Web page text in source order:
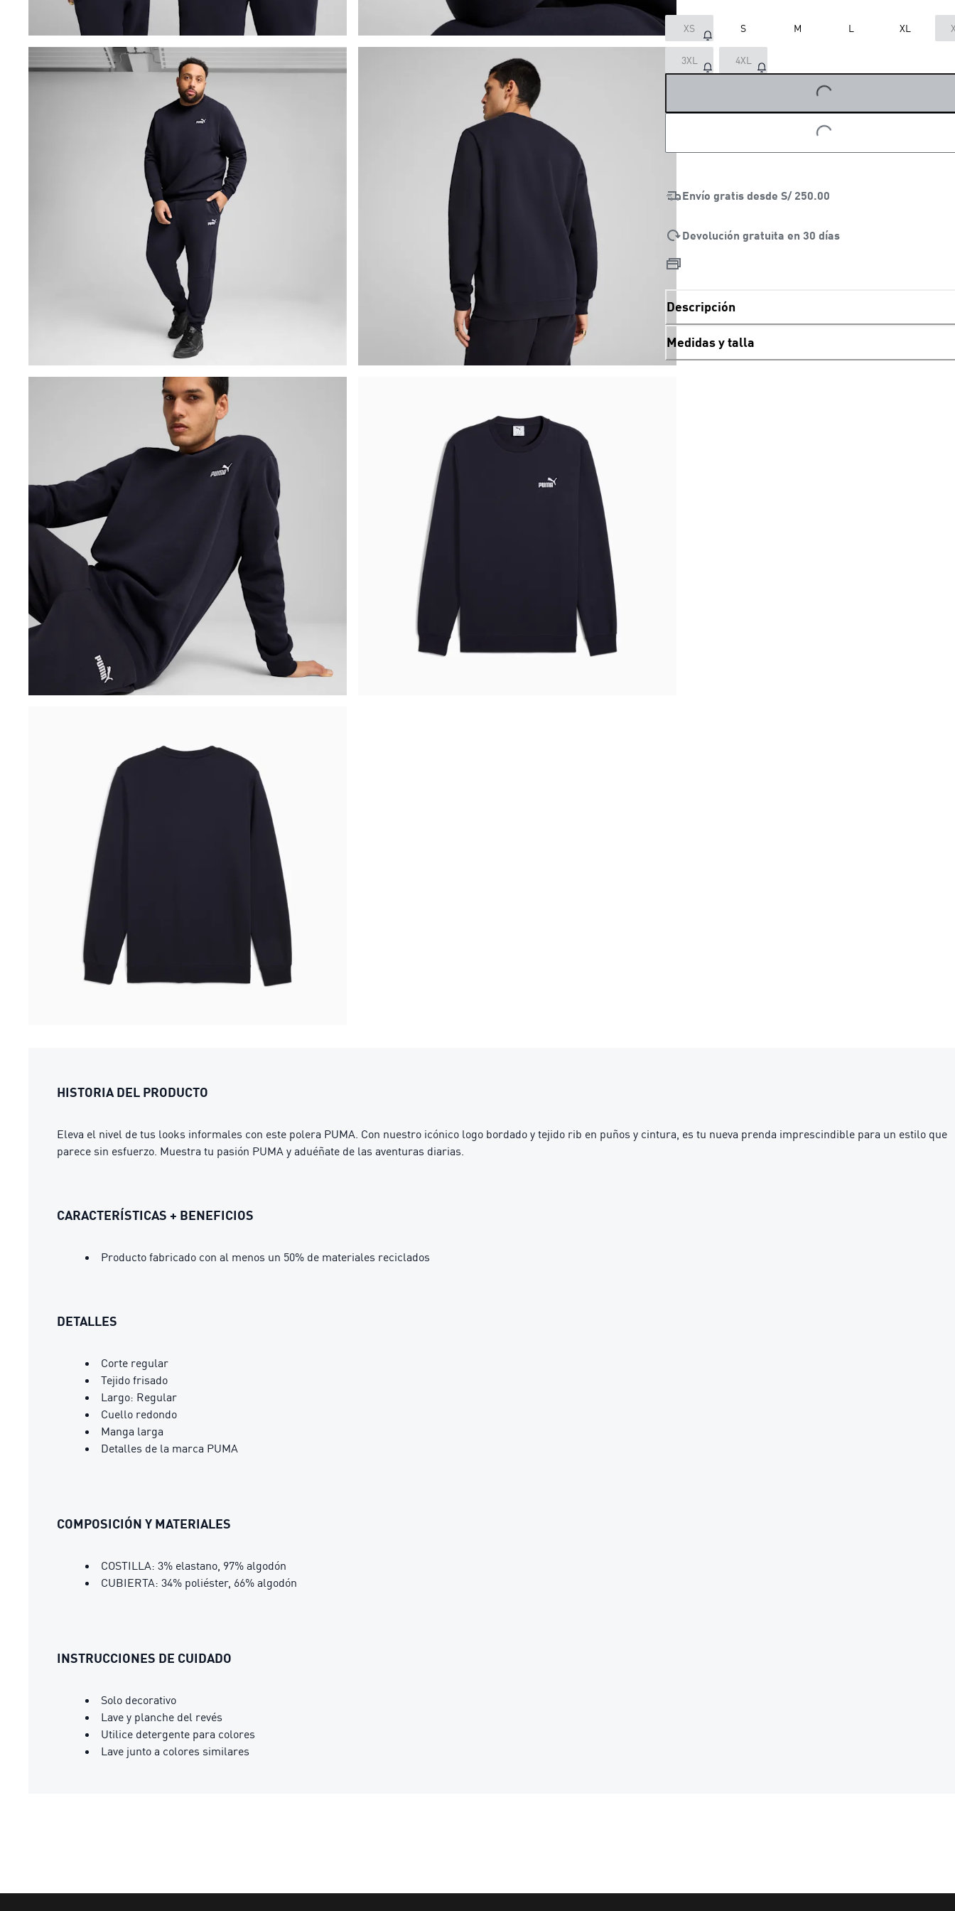
XS S M L XL
3XL 4XL
LOADING...
LOADING...
Envío gratis desde S/ 250.00
Devolución gratuita en 30 días
Descripción
Medidas y talla
HISTORIA DEL PRODUCTO
Eleva el nivel de tus looks informales con este polera PUMA. Con nuestro icónico logo bordado y tejido rib en puños y cintura, es tu nueva prenda imprescindible para un estilo que
parece sin esfuerzo. Muestra tu pasión PUMA y aduéñate de las aventuras diarias.
CARACTERÍSTICAS + BENEFICIOS
Producto fabricado con al menos un 50% de materiales reciclados
DETALLES
Corte regular
Tejido frisado
Largo: Regular
Cuello redondo
Manga larga
Detalles de la marca PUMA
COMPOSICIÓN Y MATERIALES
COSTILLA: 3% elastano, 97% algodón
CUBIERTA: 34% poliéster, 66% algodón
INSTRUCCIONES DE CUIDADO
Solo decorativo
Lave y planche del revés
Utilice detergente para colores
Lave junto a colores similares